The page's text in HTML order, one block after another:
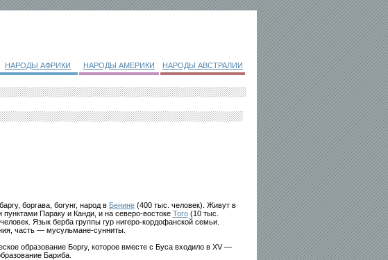
НАРОДЫ АФРИКИ НАРОДЫ АМЕРИКИ НАРОДЫ АВСТРАЛИИ
боргава, богунг, народ в Бенине(400 тыс. человек). Живут в
Параку и Канди, и на северо-востоке Того(10 тыс.
Язык берба группы гур нигеро-кордофанской семьи.
часть — мусульмане-сунниты.
образование Боргу, которое вместе с Буса входило в XV —
Бариба.